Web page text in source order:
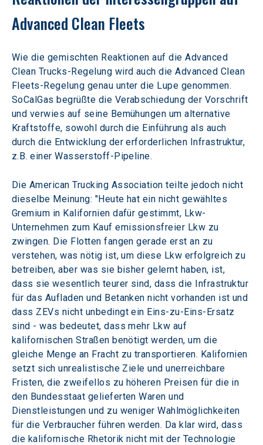
Advanced Clean Fleets
Wie die gemischten Reaktionen auf die Advanced
Clean Trucks-Regelung wird auch die Advanced Clean
Fleets-Regelung genau unter die Lupe genommen.
SoCalGas begrüßte die Verabschiedung der Vorschrift
und verwies auf seine Bemühungen um alternative
Kraftstoffe, sowohl durch die Einführung als auch
durch die Entwicklung der erforderlichen Infrastruktur,
z.B. einer Wasserstoff-Pipeline.
Die American Trucking Association teilte jedoch nicht
dieselbe Meinung: "Heute hat ein nicht gewähltes
Gremium in Kalifornien dafür gestimmt, Lkw-
Unternehmen zum Kauf emissionsfreier Lkw zu
zwingen. Die Flotten fangen gerade erst an zu
verstehen, was nötig ist, um diese Lkw erfolgreich zu
betreiben, aber was sie bisher gelernt haben, ist,
dass sie wesentlich teurer sind, dass die Infrastruktur
für das Aufladen und Betanken nicht vorhanden ist und
dass ZEVs nicht unbedingt ein Eins-zu-Eins-Ersatz
sind - was bedeutet, dass mehr Lkw auf
kalifornischen Straßen benötigt werden, um die
gleiche Menge an Fracht zu transportieren. Kalifornien
setzt sich unrealistische Ziele und unerreichbare
Fristen, die zweifellos zu höheren Preisen für die in
den Bundesstaat gelieferten Waren und
Dienstleistungen und zu weniger Wahlmöglichkeiten
für die Verbraucher führen werden. Da klar wird, dass
die kalifornische Rhetorik nicht mit der Technologie